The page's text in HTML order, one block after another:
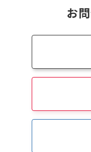
お